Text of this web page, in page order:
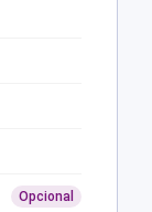
Opcional